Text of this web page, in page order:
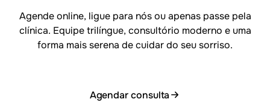
Agende online, ligue para nós ou apenas passe pela
clínica. Equipe trilíngue, consultório moderno e uma
forma mais serena de cuidar do seu sorriso.
Agendar consulta